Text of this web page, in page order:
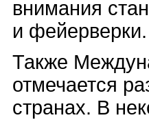
внимания
и фейерверки.
Также
отмечается
странах. В